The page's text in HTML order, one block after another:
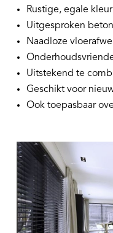
Rustige, egale
Uitgesproken
Naadloze
Uitstekend te
Geschikt voor
Ook toepasbaar